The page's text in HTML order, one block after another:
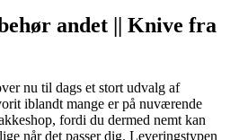
andet || Knive fra
nu til dags et stort udvalg af
iblandt mange er på nuværende
fordi du dermed nemt kan
når det passer dig. Leveringstypen